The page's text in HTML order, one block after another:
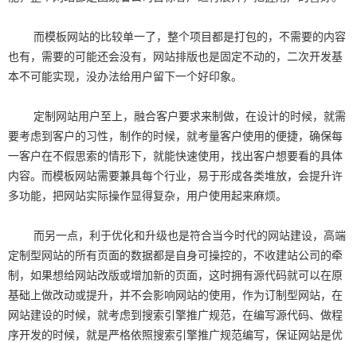
而模板网站的比较单一了，整个项目都是打包的，不需要的内容
也有，需要的可能还会没有，网站排版也是固定不动的，二次开发基
本不可能实现，没办法给用户留下一个好印象。
定制网站用户至上，融合客户要求来制做，在设计的时候，就需
要考虑到客户的习性，制作的时候，就考量客户使用的便捷，确保每
一客户在不假思索的情形下，就能快速使用，找出客户想要看的具体
内容。而模板网站需要兼具每个行业，易于形成各类堆放，会提升许
多功能，把网站实际操作显得复杂，用户使用起来麻烦。
而另一点，利于优化和升级也是符合当今时代的网站建设，高端
定制型网站的所有页面的数据都是自身可操控的，不收建站公司的牵
制，如果想给网站改版或增加新的页面，这时拥有源代码就可以在原
基础上做改动或提升，并不会影响网站的使用，作为订制型网站，在
网站建设的时候，就考虑到搜索引擎推广规范，在编写源代码、做程
序开发的时候，就是严格依照搜索引擎推广规范编写，保证网站是优